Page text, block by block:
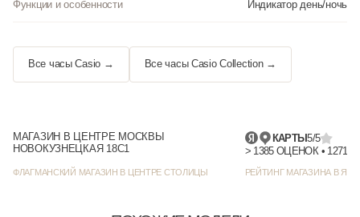
Функции и особенности Индикатор день/ночь
Все часы Casio → Все часы Casio Collection →
МАГАЗИН В ЦЕНТРЕ МОСКВЫ
НОВОКУЗНЕЦКАЯ 18С1
ФЛАГМАНСКИЙ МАГАЗИН В ЦЕНТРЕ СТОЛИЦЫ
КАРТЫ5/5
РЕЙТИНГ МАГАЗИНА В